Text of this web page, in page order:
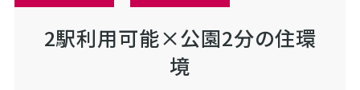
2駅利用可能×公園2分の住環
境